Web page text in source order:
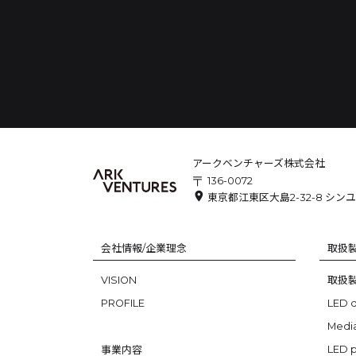
アークベンチャーズ株式会社
〒 136-0072
location_on 東京都江東区大島2-32-8 シン
会社情報/企業理念
VISION
PROFILE
事業内容
取扱
取扱
LED
LED